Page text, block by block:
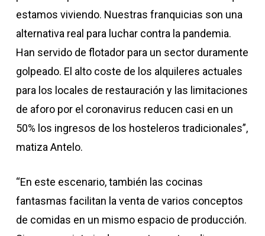
estamos viviendo. Nuestras franquicias son una
alternativa real para luchar contra la pandemia.
Han servido de flotador para un sector duramente
golpeado. El alto coste de los alquileres actuales
para los locales de restauración y las limitaciones
de aforo por el coronavirus reducen casi en un
50% los ingresos de los hosteleros tradicionales”,
matiza Antelo.
“En este escenario, también las cocinas
fantasmas facilitan la venta de varios conceptos
de comidas en un mismo espacio de producción.